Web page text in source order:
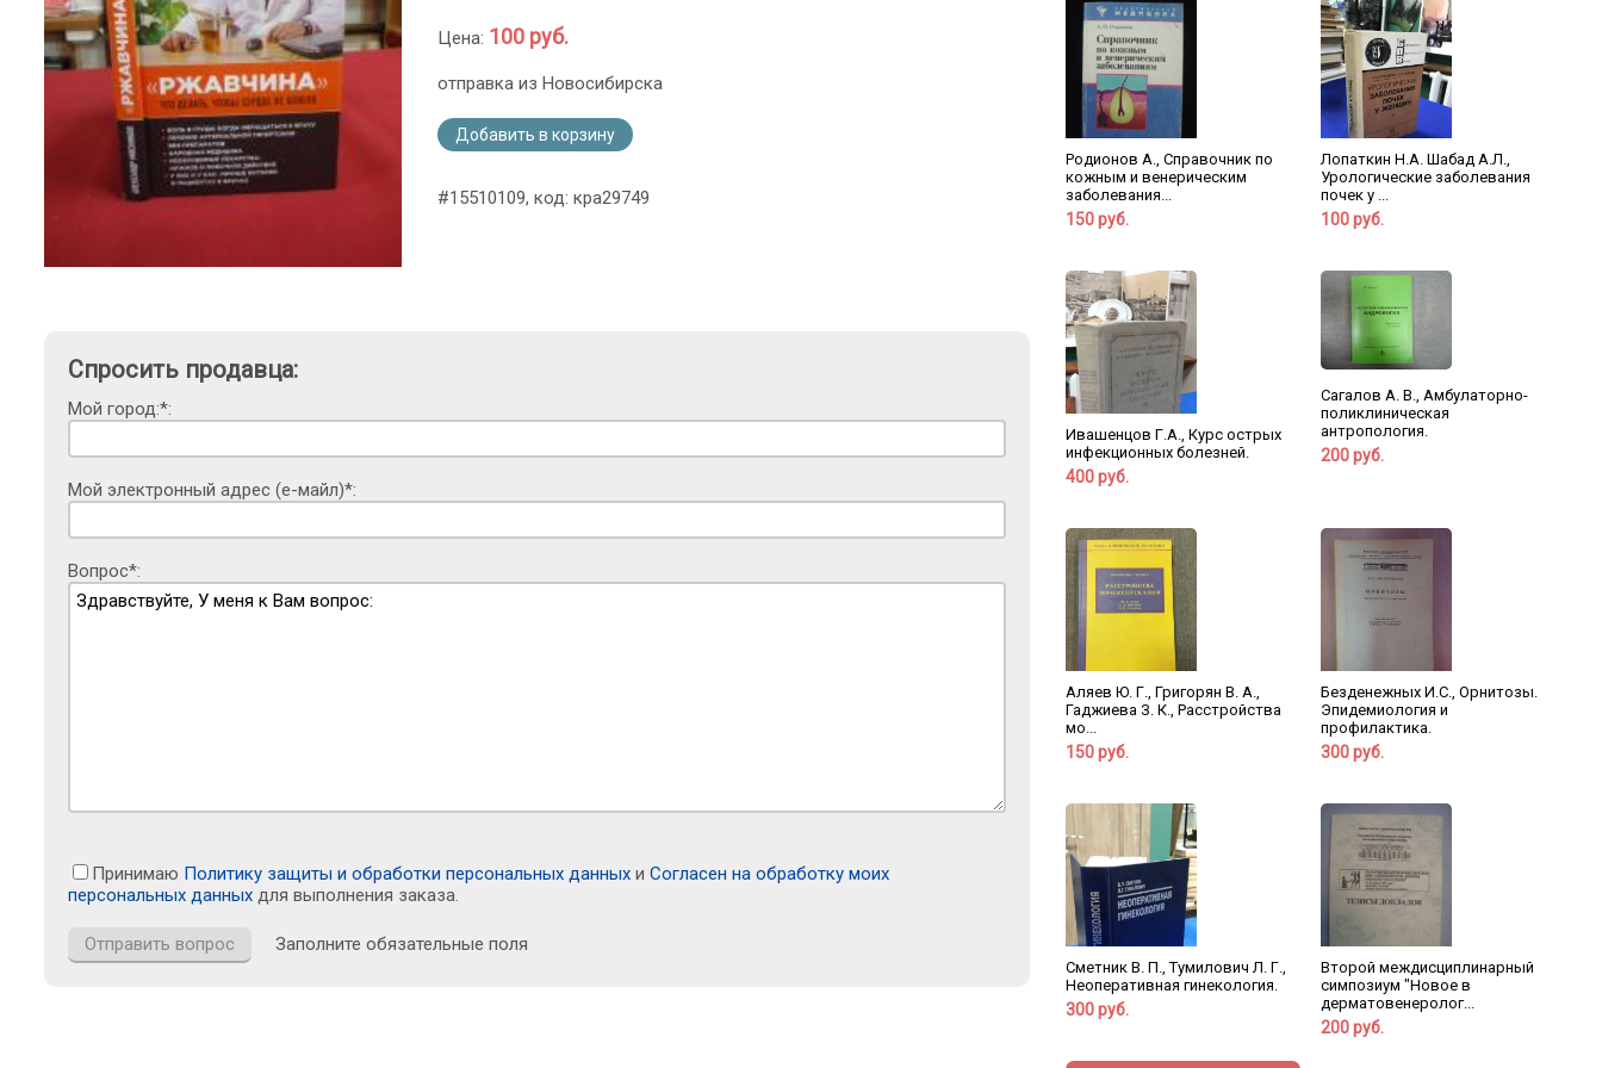
Цена: 100 руб.
отправка из Новосибирска
Добавить в корзину
#15510109, код: кра29749
Спросить продавца:
Мой город:*:
Мой электронный адрес (е-майл)*:
Вопрос*:
Принимаю Политику защиты и обработки персональных данных и Согласен на обработку моих
персональных данных для выполнения заказа.
Заполните обязательные поля
Родионов А., Справочник по
кожным и венерическим
заболевания...
150 руб.
Лопаткин Н.А. Шабад А.Л.,
Урологические заболевания
почек у ...
100 руб.
Ивашенцов Г.А., Курс острых
инфекционных болезней.
400 руб.
Сагалов А. В., Амбулаторно-
поликлиническая
антропология.
200 руб.
Аляев Ю. Г., Григорян В. А.,
Гаджиева З. К., Расстройства
мо...
150 руб.
Безденежных И.С., Орнитозы.
Эпидемиология и
профилактика.
300 руб.
Сметник В. П., Тумилович Л. Г.,
Неоперативная гинекология.
300 руб.
Второй междисциплинарный
симпозиум "Новое в
дерматовенеролог...
200 руб.